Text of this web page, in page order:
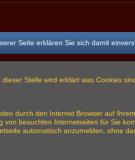
Seite erklären Sie sich damit
Stelle wird erklärt was Cookies
durch den Internet Browser auf
besuchten Internetseiten für Sie
automatisch anzumelden, ohne